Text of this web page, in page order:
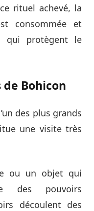
rituel achevé, la
consommée et
qui protègent le
Bohicon
des plus grands
une visite très
ou un objet qui
des pouvoirs
découlent des